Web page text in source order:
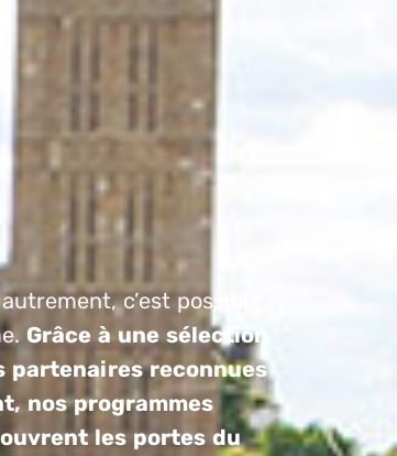
c’est possible
Grâce à une sélection
partenaires reconnues
nos programmes
les portes du